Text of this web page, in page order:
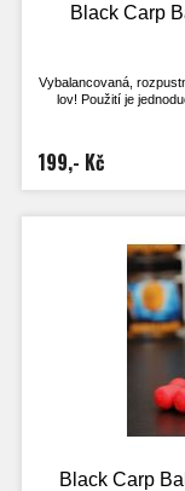
Black Carp
Vybalancovaná,
lov! Použití je
Výdrž ve vodě je
chladné vodě a při
Nástrahu lze použít i
Tato nástraha se
chtějí opravdu
-
-
-
- Široké spektrum
199,- Kč
Black Carp